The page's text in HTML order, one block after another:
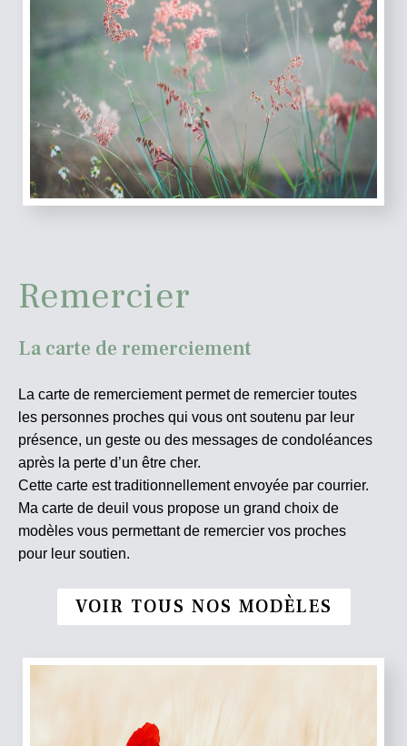
Remercier
La carte de remerciement
La carte de remerciement permet de remercier toutes
les personnes proches qui vous ont soutenu par leur
présence, un geste ou des messages de condoléances
après la perte d’un être cher.
Cette carte est traditionnellement envoyée par courrier.
Ma carte de deuil vous propose un grand choix de
modèles vous permettant de remercier vos proches
pour leur soutien.
VOIR TOUS NOS MODÈLES